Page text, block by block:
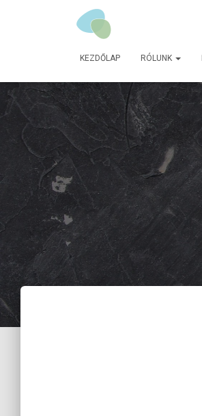
KEZDŐLAP RÓLUNK